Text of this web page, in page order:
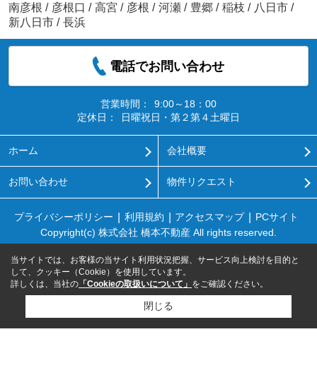
南彦根 / 彦根口 / 高宮 / 彦根 / 河瀬 / 豊郷 / 稲枝 / 八日市 /
新八日市 / 長浜
電話でお問い合わせ
営業時間：
9:00～18：00
定休日：
日曜祝日・第２第４土曜日
ホーム 会社概要
お問い合わせ 物件リクエスト
プライバシーポリシー 利用規約 アクセスマップ
PCサイト
Copyright(c) 株式会社 橋本不動産 All rights reserved.
当サイトでは、お客様の当サイト利用状況把握、サービス向上検討を目的と
して、クッキー（Cookie）を使用しています。
詳しくは、当社の 「Cookieの取扱いについて」 をご確認ください。
閉じる